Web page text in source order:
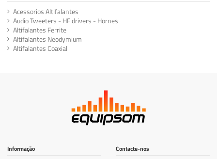
Acessorios Altifalantes
Audio Tweeters - HF drivers - Hornes
Altifalantes Ferrite
Altifalantes Neodymium
Altifalantes Coaxial
Informação Contacte-nos